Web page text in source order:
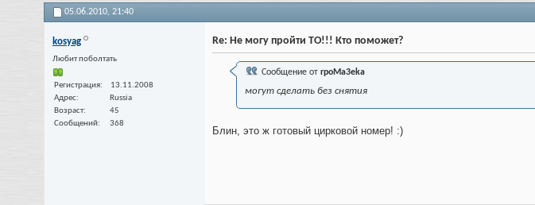
05.06.2010, 21:40
kosyag
Любит поболтать
Регистрация
13.11.2008
Адрес
Russia
Возраст
45
Сообщений
368
Re: Не могу пройти ТО!!! Кто поможет?
Сообщение от rpoMa3eka
могут сделать без снятия
Блин, это ж готовый цирковой номер! :)